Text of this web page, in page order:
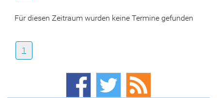
Für diesen Zeitraum wurden keine Termine gefunden
1